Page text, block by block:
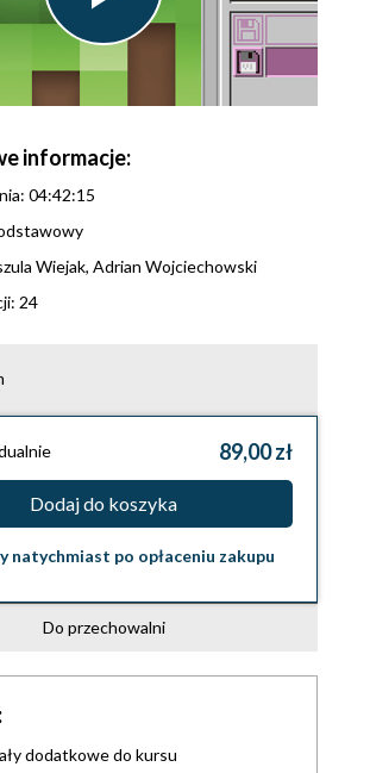
Play
Video
informacje:
04:42:15
Wiejak, Adrian Wojciechowski
24
89,00 zł
Dodaj do koszyka
natychmiast po opłaceniu zakupu
Do przechowalni
dodatkowe do kursu